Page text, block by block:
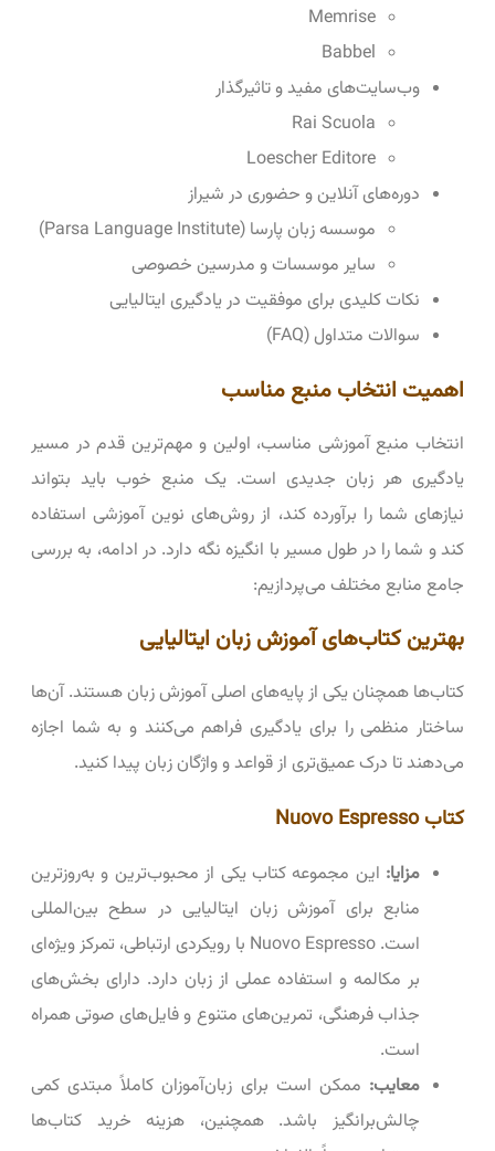
Memrise
Babbel
وب‌سایت‌های مفید و تاثیرگذار
Rai Scuola
Loescher Editore
دوره‌های آنلاین و حضوری در شیراز
موسسه زبان پارسا (Parsa Language Institute)
سایر موسسات و مدرسین خصوصی
نکات کلیدی برای موفقیت در یادگیری ایتالیایی
سوالات متداول (FAQ)
اهمیت انتخاب منبع مناسب
انتخاب منبع آموزشی مناسب، اولین و مهم‌ترین قدم در مسیر
یادگیری هر زبان جدیدی است. یک منبع خوب باید بتواند
نیازهای شما را برآورده کند، از روش‌های نوین آموزشی استفاده
کند و شما را در طول مسیر با انگیزه نگه دارد. در ادامه، به بررسی
جامع منابع مختلف می‌پردازیم:
بهترین کتاب‌های آموزش زبان ایتالیایی
کتاب‌ها همچنان یکی از پایه‌های اصلی آموزش زبان هستند. آن‌ها
ساختار منظمی را برای یادگیری فراهم می‌کنند و به شما اجازه
می‌دهند تا درک عمیق‌تری از قواعد و واژگان زبان پیدا کنید.
کتاب Nuovo Espresso
مزایا: این مجموعه کتاب یکی از محبوب‌ترین و به‌روزترین
منابع برای آموزش زبان ایتالیایی در سطح بین‌المللی
است. Nuovo Espresso با رویکردی ارتباطی، تمرکز ویژه‌ای
بر مکالمه و استفاده عملی از زبان دارد. دارای بخش‌های
جذاب فرهنگی، تمرین‌های متنوع و فایل‌های صوتی همراه
است.
معایب: ممکن است برای زبان‌آموزان کاملاً مبتدی کمی
چالش‌برانگیز باشد. همچنین، هزینه خرید کتاب‌ها